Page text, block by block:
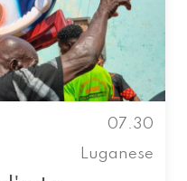
07.30
Luganese